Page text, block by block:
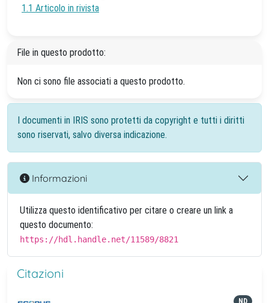
1.1 Articolo in rivista
File in questo prodotto:
Non ci sono file associati a questo prodotto.
I documenti in IRIS sono protetti da copyright e tutti i diritti
sono riservati, salvo diversa indicazione.
Informazioni
Utilizza questo identificativo per citare o creare un link a
questo documento:
https://hdl.handle.net/11589/8821
Citazioni
ND